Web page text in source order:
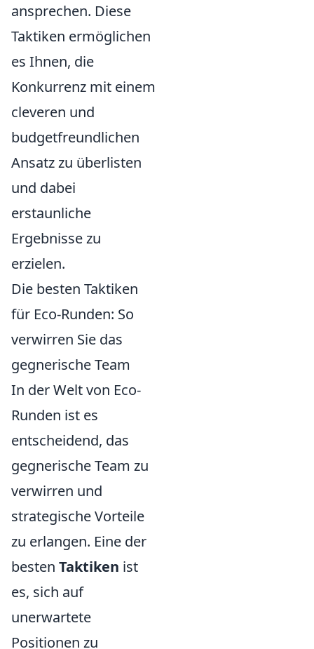
ansprechen. Diese
Taktiken ermöglichen
es Ihnen, die
Konkurrenz mit einem
cleveren und
budgetfreundlichen
Ansatz zu überlisten
und dabei
erstaunliche
Ergebnisse zu
erzielen.
Die besten Taktiken
für Eco-Runden: So
verwirren Sie das
gegnerische Team
In der Welt von Eco-
Runden ist es
entscheidend, das
gegnerische Team zu
verwirren und
strategische Vorteile
zu erlangen. Eine der
besten Taktiken ist
es, sich auf
unerwartete
Positionen zu